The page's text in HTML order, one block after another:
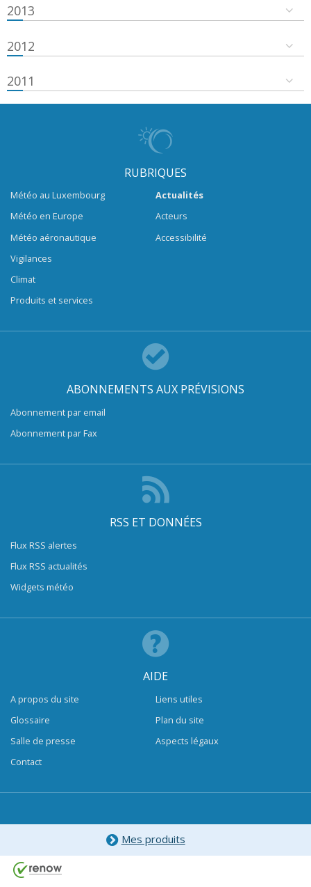
2013
2012
2011
RUBRIQUES
Météo au Luxembourg
Météo en Europe
Météo aéronautique
Vigilances
Climat
Produits et services
Actualités
Acteurs
Accessibilité
ABONNEMENTS AUX PRÉVISIONS
Abonnement par email
Abonnement par Fax
RSS ET DONNÉES
Flux RSS alertes
Flux RSS actualités
Widgets météo
AIDE
A propos du site
Glossaire
Salle de presse
Contact
Liens utiles
Plan du site
Aspects légaux
Mes produits